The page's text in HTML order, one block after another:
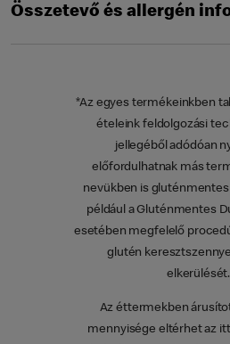
Összetevő és allergén
*Az egyes termékeinkben
ételeink feldolgozási
jellegéből adódóan
előfordulhatnak más
nevükben is
például a Gluténmentes
esetében megfelelő
glutén
elkerülését.
Az éttermekben
mennyisége eltérhet az